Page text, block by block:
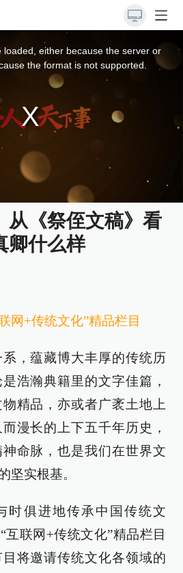
loaded, either because the server or
the format is not supported.
从《祭侄文稿》看
卿什么样
网+传统文化”精品栏目
，蕴藏博大丰厚的传统历
浩瀚典籍里的文字佳篇，
精品，亦或者广袤土地上
漫长的上下五千年历史，
命脉，也是我们在世界文
坚实根基。
时俱进地传承中国传统文
互联网+传统文化”精品栏目
目将邀请传统文化各领域的